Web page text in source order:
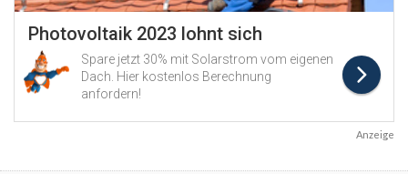
Anzeige